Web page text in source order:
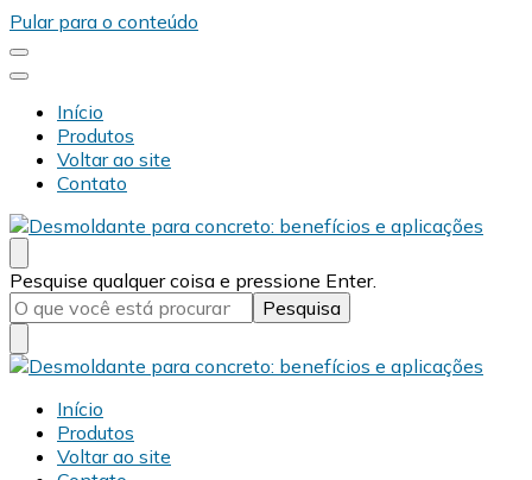
Pular para o conteúdo
Início
Produtos
Voltar ao site
Contato
Desmold
Blog Desmold
Procurando
algo?
Pesquise qualquer coisa e pressione Enter.
Desmold
Blog Desmold
Início
Produtos
Voltar ao site